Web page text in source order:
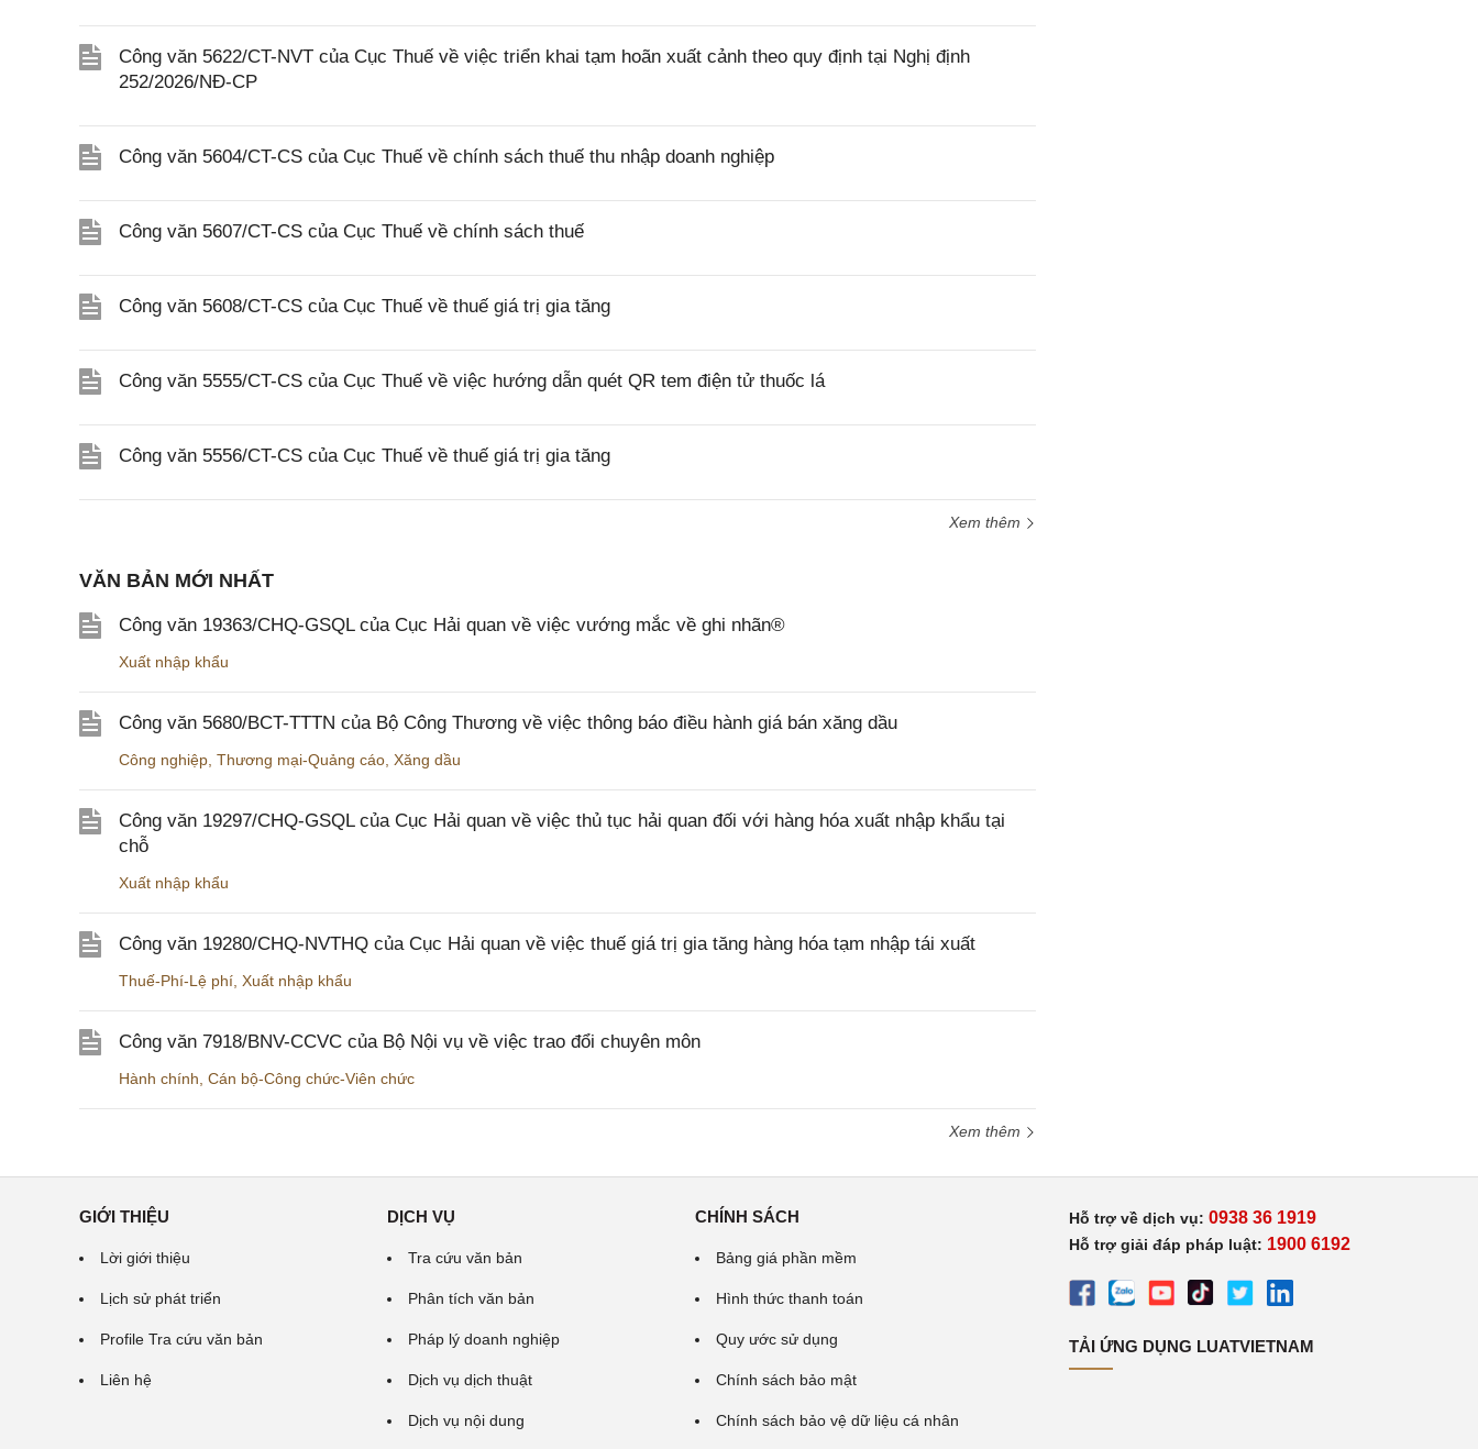
Công văn 5622/CT-NVT của Cục Thuế về việc triển khai tạm hoãn xuất cảnh theo quy định tại Nghị định
252/2026/NĐ-CP
Công văn 5604/CT-CS của Cục Thuế về chính sách thuế thu nhập doanh nghiệp
Công văn 5607/CT-CS của Cục Thuế về chính sách thuế
Công văn 5608/CT-CS của Cục Thuế về thuế giá trị gia tăng
Công văn 5555/CT-CS của Cục Thuế về việc hướng dẫn quét QR tem điện tử thuốc lá
Công văn 5556/CT-CS của Cục Thuế về thuế giá trị gia tăng
Xem thêm
VĂN BẢN MỚI NHẤT
Công văn 19363/CHQ-GSQL của Cục Hải quan về việc vướng mắc về ghi nhãn®
Xuất nhập khẩu
Công văn 5680/BCT-TTTN của Bộ Công Thương về việc thông báo điều hành giá bán xăng dầu
Công nghiệp Thương mại-Quảng cáo Xăng dầu
Công văn 19297/CHQ-GSQL của Cục Hải quan về việc thủ tục hải quan đối với hàng hóa xuất nhập khẩu tại
chỗ
Xuất nhập khẩu
Công văn 19280/CHQ-NVTHQ của Cục Hải quan về việc thuế giá trị gia tăng hàng hóa tạm nhập tái xuất
Thuế-Phí-Lệ phí Xuất nhập khẩu
Công văn 7918/BNV-CCVC của Bộ Nội vụ về việc trao đổi chuyên môn
Hành chính Cán bộ-Công chức-Viên chức
Xem thêm
GIỚI THIỆU
Lời giới thiệu
Lịch sử phát triển
Profile Tra cứu văn bản
Liên hệ
DỊCH VỤ
Tra cứu văn bản
Phân tích văn bản
Pháp lý doanh nghiệp
Dịch vụ dịch thuật
Dịch vụ nội dung
CHÍNH SÁCH
Bảng giá phần mềm
Hình thức thanh toán
Quy ước sử dụng
Chính sách bảo mật
Chính sách bảo vệ dữ liệu cá nhân
Hỗ trợ về dịch vụ: 0938 36 1919
Hỗ trợ giải đáp pháp luật: 1900 6192
TẢI ỨNG DỤNG LUATVIETNAM